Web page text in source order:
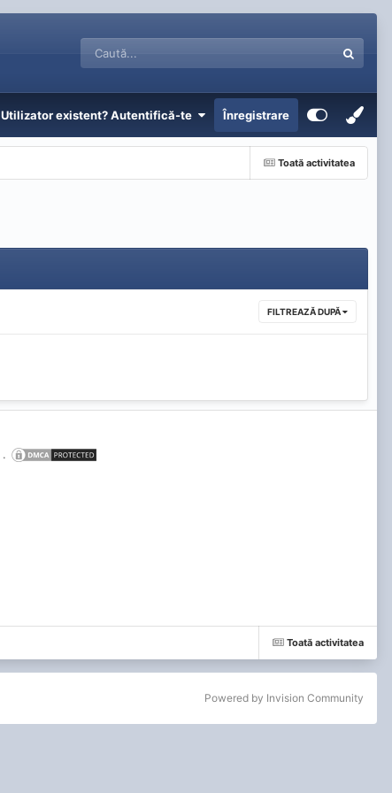
Utilizator existent? Autentifică-te Înregistrare
Toată activitatea
FILTREAZĂ DUPĂ
.
Toată activitatea
Powered by Invision Community